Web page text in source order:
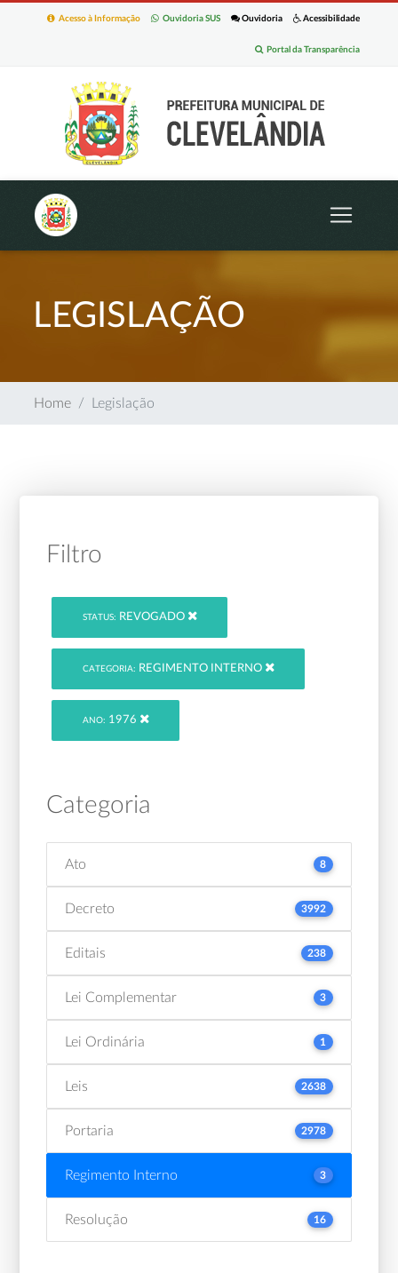
Acessibilidade
Ouvidoria
Ouvidoria SUS
Acesso à Informação
Portal da Transparência
LEGISLAÇÃO
Home Legislação
Filtro
STATUS: REVOGADO
CATEGORIA: REGIMENTO INTERNO
ANO: 1976
Categoria
Ato 8
Decreto 3992
Editais 238
Lei Complementar 3
Lei Ordinária 1
Leis 2638
Portaria 2978
Regimento Interno 3
Resolução 16